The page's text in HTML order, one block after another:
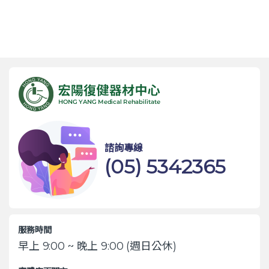
諮詢專線
(05) 5342365
服務時間
早上 9:00 ~ 晚上 9:00 (週日公休)